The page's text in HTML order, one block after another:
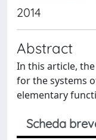
2014
Abstract
In this article,
for the systems
elementary
Scheda